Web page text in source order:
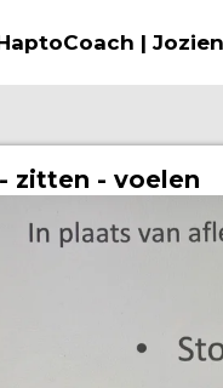
|
zitten - voelen